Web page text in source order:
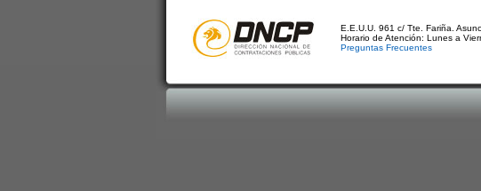
E.E.U.U. 961 c/ Tte. Fariña.
Horario de Atención: Lunes a
Preguntas Frecuentes